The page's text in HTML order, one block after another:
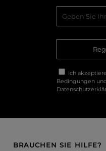
Ich
Bedingungen
BRAUCHEN SIE HILFE?